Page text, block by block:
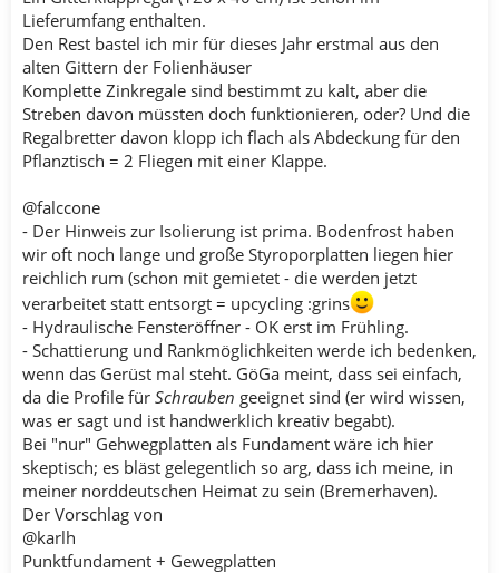
Lieferumfang enthalten.
Den Rest bastel ich mir für dieses Jahr erstmal aus den
alten Gittern der Folienhäuser
Komplette Zinkregale sind bestimmt zu kalt, aber die
Streben davon müssten doch funktionieren, oder? Und die
Regalbretter davon klopp ich flach als Abdeckung für den
Pflanztisch = 2 Fliegen mit einer Klappe.
@falccone
- Der Hinweis zur Isolierung ist prima. Bodenfrost haben
wir oft noch lange und große Styroporplatten liegen hier
reichlich rum (schon mit gemietet - die werden jetzt
verarbeitet statt entsorgt = upcycling :grins
- Hydraulische Fensteröffner - OK erst im Frühling.
- Schattierung und Rankmöglichkeiten werde ich bedenken,
wenn das Gerüst mal steht. GöGa meint, dass sei einfach,
da die Profile für Schrauben geeignet sind (er wird wissen,
was er sagt und ist handwerklich kreativ begabt).
Bei "nur" Gehwegplatten als Fundament wäre ich hier
skeptisch; es bläst gelegentlich so arg, dass ich meine, in
meiner norddeutschen Heimat zu sein (Bremerhaven).
Der Vorschlag von
@karlh
Punktfundament + Gewegplatten